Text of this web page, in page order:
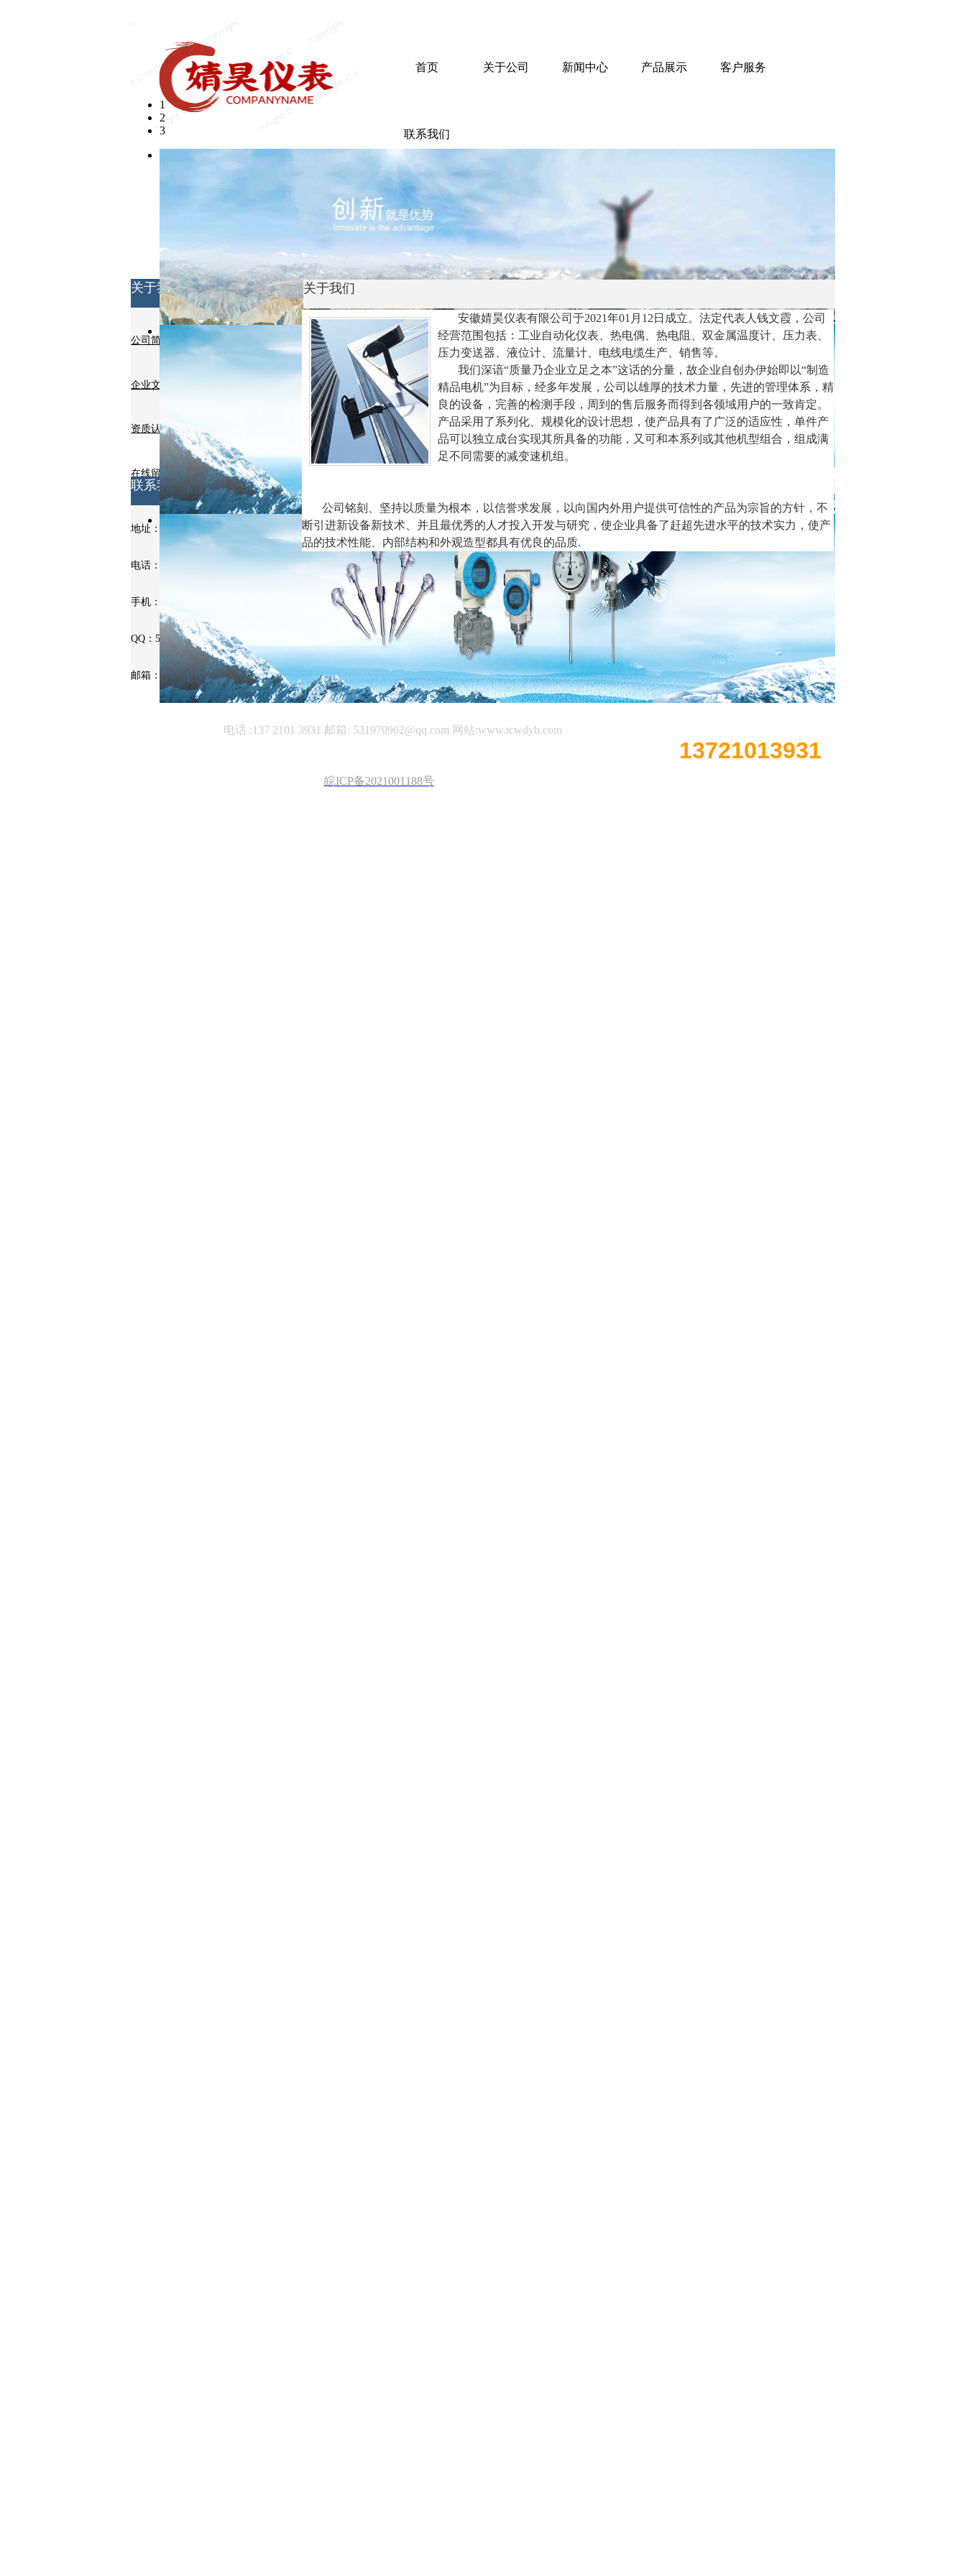
首页 关于公司 新闻中心 产品展示 客户服务
联系我们
1
2
3
关于我们
公司简介
企业文化
资质认证
在线留言
联系我们
地址：安徽省天长市铜城铜北村
电话：0550-7514063
手机：13721013931
QQ：531970962
邮箱：531970962@qq.com
关于我们
安徽婧昊仪表有限公司于2021年01月12日成立。法定代表人钱文霞，公司
经营范围包括：工业自动化仪表、热电偶、热电阻、双金属温度计、压力表、
压力变送器、液位计、流量计、电线电缆生产、销售等。
我们深谙“质量乃企业立足之本”这话的分量，故企业自创办伊始即以“制造
精品电机”为目标，经多年发展，公司以雄厚的技术力量，先进的管理体系，精
良的设备，完善的检测手段，周到的售后服务而得到各领域用户的一致肯定。
产品采用了系列化、规模化的设计思想，使产品具有了广泛的适应性，单件产
品可以独立成台实现其所具备的功能，又可和本系列或其他机型组合，组成满
足不同需要的减变速机组。
公司铭刻、坚持以质量为根本，以信誉求发展，以向国内外用户提供可信性的产品为宗旨的方针，不
断引进新设备新技术、并且最优秀的人才投入开发与研究，使企业具备了赶超先进水平的技术实力，使产
品的技术性能、内部结构和外观造型都具有优良的品质.
电话 :137 2101 3931 邮箱: 531970962@qq.com 网站:www.tcwdyb.com
皖ICP备2021001188号
首页 关于公司 新闻中心 产品展示 客户服务 联系我们
13721013931